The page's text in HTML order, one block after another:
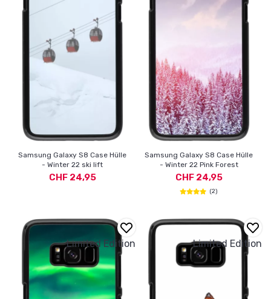
Samsung Galaxy S8 Case Hülle
- Winter 22 ski lift
CHF 24,95
Samsung Galaxy S8 Case Hülle
- Winter 22 Pink Forest
CHF 24,95
(2)
Limited Edition Limited Edition